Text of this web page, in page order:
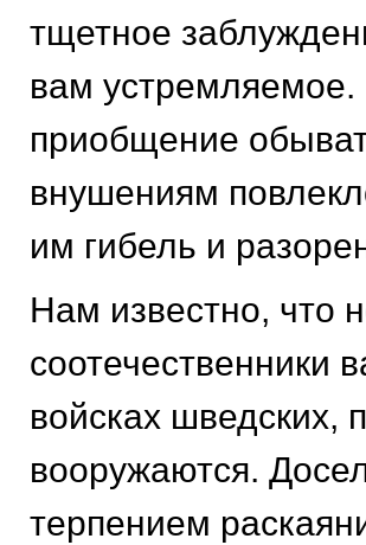
тщетное
вам устремляемое.
приобщение
внушениям
им гибель и
Нам известно, что
соотечественники
войсках шведских,
вооружаются.
терпением